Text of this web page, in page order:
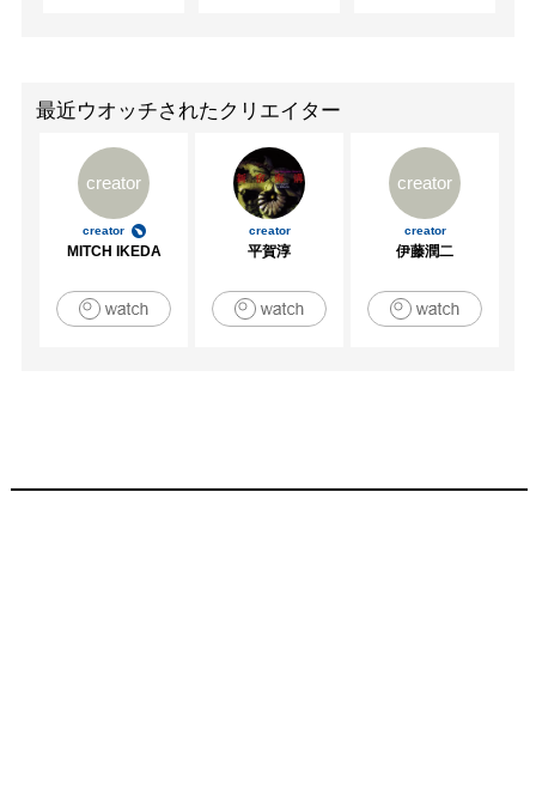
最近ウオッチされたクリエイター
creator
creator
MITCH IKEDA
creator
平賀淳
creator
creator
伊藤潤二